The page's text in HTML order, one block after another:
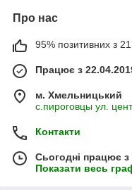
Про нас
95% позитивних з 21
Працює з
м. Хмельницький
с.пироговцы ул.
Контакти
Сьогодні працює
Показати весь